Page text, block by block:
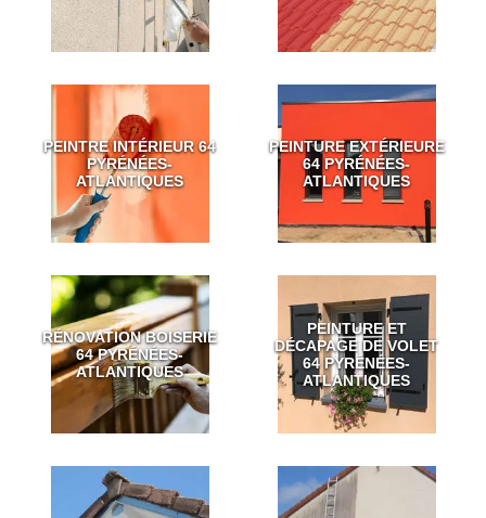
PEINTRE INTÉRIEUR 64
PYRÉNÉES-
ATLANTIQUES
PEINTURE EXTÉRIEURE
64 PYRÉNÉES-
ATLANTIQUES
RÉNOVATION BOISERIE
64 PYRÉNÉES-
ATLANTIQUES
PEINTURE ET
DÉCAPAGE DE VOLET
64 PYRÉNÉES-
ATLANTIQUES